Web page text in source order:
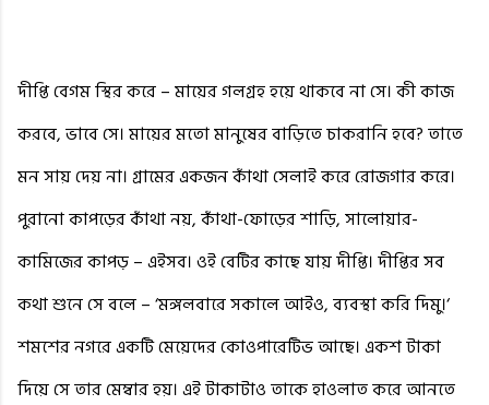
দীপ্তি বেগম স্থির করে – মায়ের গলগ্রহ হয়ে থাকবে না সে। কী কাজ
করবে, ভাবে সে। মায়ের মতো মানুষের বাড়িতে চাকরানি হবে? তাতে
মন সায় দেয় না। গ্রামের একজন কাঁথা সেলাই করে রোজগার করে।
পুরানো কাপড়ের কাঁথা নয়, কাঁথা-ফোড়ের শাড়ি, সালোয়ার-
কামিজের কাপড় – এইসব। ওই বেটির কাছে যায় দীপ্তি। দীপ্তির সব
কথা শুনে সে বলে – ‘মঙ্গলবারে সকালে আইও, ব্যবস্থা করি দিমু।‘
শমশের নগরে একটি মেয়েদের কোওপারেটিভ আছে। একশ টাকা
দিয়ে সে তার মেম্বার হয়। এই টাকাটাও তাকে হাওলাত করে আনতে